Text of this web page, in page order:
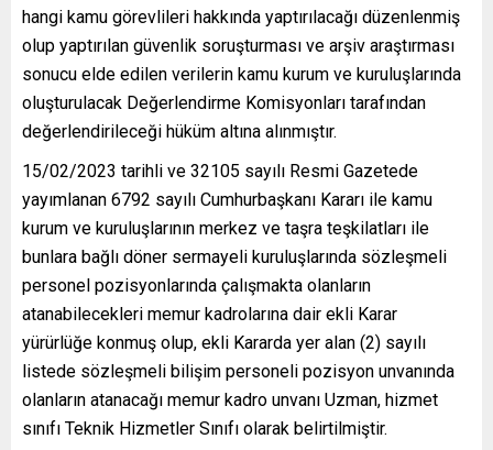
hangi kamu görevlileri hakkında yaptırılacağı düzenlenmiş
olup yaptırılan güvenlik soruşturması ve arşiv araştırması
sonucu elde edilen verilerin kamu kurum ve kuruluşlarında
oluşturulacak Değerlendirme Komisyonları tarafından
değerlendirileceği hüküm altına alınmıştır.
15/02/2023 tarihli ve 32105 sayılı Resmi Gazetede
yayımlanan 6792 sayılı Cumhurbaşkanı Kararı ile kamu
kurum ve kuruluşlarının merkez ve taşra teşkilatları ile
bunlara bağlı döner sermayeli kuruluşlarında sözleşmeli
personel pozisyonlarında çalışmakta olanların
atanabilecekleri memur kadrolarına dair ekli Karar
yürürlüğe konmuş olup, ekli Kararda yer alan (2) sayılı
listede sözleşmeli bilişim personeli pozisyon unvanında
olanların atanacağı memur kadro unvanı Uzman, hizmet
sınıfı Teknik Hizmetler Sınıfı olarak belirtilmiştir.